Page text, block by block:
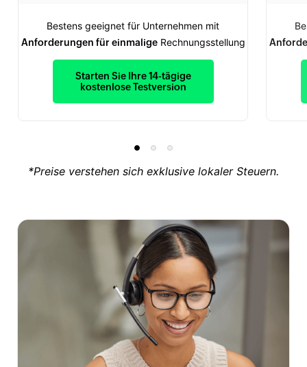
Bestens geeignet für Unternehmen mit
Anforderungen für einmaligeRechnungsstellung
Starten Sie Ihre 14-tägige
kostenlose Testversion
*Preise verstehen sich exklusive lokaler Steuern.